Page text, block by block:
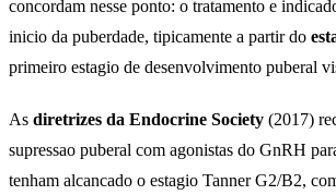
concordam nesse ponto: o tratamento e
inicio da puberdade, tipicamente a partir do
primeiro estagio de desenvolvimento puberal
As diretrizes da Endocrine Society (2017)
supressao puberal com agonistas do GnRH
tenham alcancado o estagio Tanner G2/B2,